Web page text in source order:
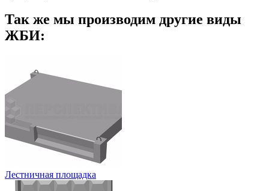
Так же мы производим другие виды
ЖБИ:
Лестничная площадка